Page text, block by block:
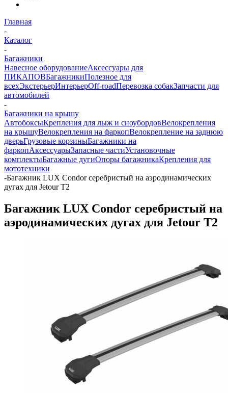
Главная
-
Каталог
-
Багажники
Навесное оборудованиеАксессуары для
ПИКАПОВБагажникиПолезное для
всехЭкстерьерИнтерьерOff-roadПеревозка собакЗапчасти для
автомобилей
-
Багажники на крышу
АвтобоксыКрепления для лыж и сноубордовВелокрепления
на крышуВелокрепления на фаркопВелокрепление на заднюю
дверьГрузовые корзиныБагажники на
фаркопАксессуарыЗапасные частиУстановочные
комплектыБагажные дугиОпоры багажникаКрепления для
мототехники
-Багажник LUX Condor серебристый на аэродинамических
дугах для Jetour T2
Багажник LUX Condor серебристый на
аэродинамических дугах для Jetour T2